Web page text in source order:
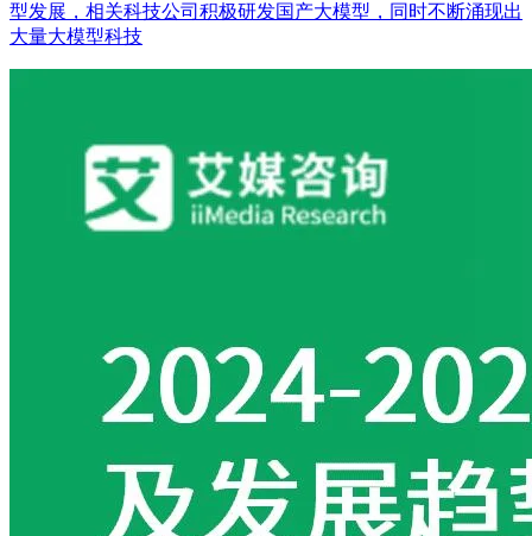
型发展，相关科技公司积极研发国产大模型，同时不断涌现出
大量大模型科技